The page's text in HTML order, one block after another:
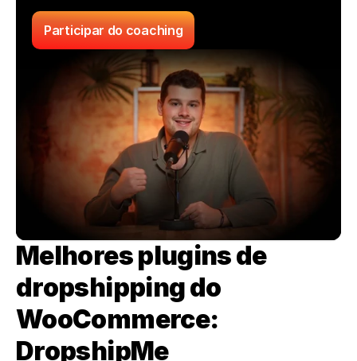
Participar do coaching
Melhores plugins de
dropshipping do
WooCommerce:
DropshipMe